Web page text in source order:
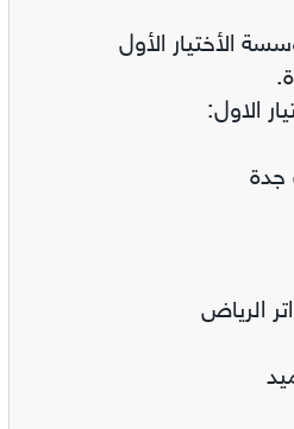
الأختيار الأول
الاول:
جدة
الرياض